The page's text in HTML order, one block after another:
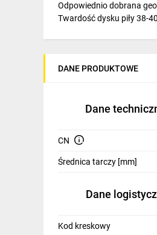
Dom i ogród
Klimatyzacja
IT, GSM
Budowa i Remont
Elektronika
Odpowiednio dobrana
Twardość dysku piły 38-
DANE PRODUKTOWE
Dane
CN
Średnica tarczy [mm]
Dane
Kod kreskowy